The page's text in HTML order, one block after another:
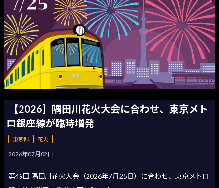
【2026】隅田川花火大会に合わせ、東京メト
ロ銀座線が臨時増発
東京都 花火
2026年07月02日
第49回 隅田川花火大会（2026年7月25日）に合わせ、東京メトロ